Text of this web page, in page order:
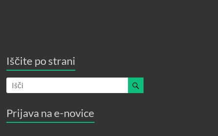
Iščite po strani
Prijava na e-novice